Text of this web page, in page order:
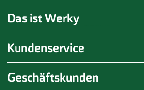
Das ist Werky
Kundenservice
Geschäftskunden